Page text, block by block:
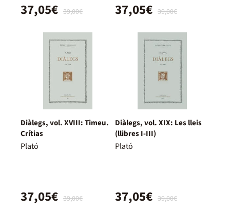
39,00€
37,05€ 39,00€
37,05€
Diàlegs, vol. XVIII: Timeu.
Crítias
Plató
39,00€
37,05€
Diàlegs, vol. XIX: Les lleis
(llibres I-III)
Plató
39,00€
37,05€